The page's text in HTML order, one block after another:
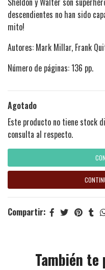
descendientes no han sido
mito!
Autores: Mark Millar, Frank
Número de páginas: 136 pp.
Agotado
Este producto no tiene stock
consulta al respecto.
Compartir:
También